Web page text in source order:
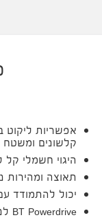
אפשריות ליקוט
קלשונים ומשטח
היגוי חשמלי
תאוצה ומהירות
יכול להתמודד
BT Powerdrive לנוחות השימוש